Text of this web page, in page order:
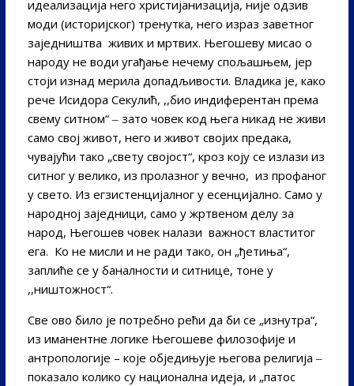
идеализација него христијанизација, није одзив
моди (историјског) тренутка, него израз заветног
заједништва живих и мртвих. Његошеву мисао о
народу не води угађање нечему спољашњем, јер
стоји изнад мерила допадљивости. Владика је, како
рече Исидора Секулић, ,,био индиферентан према
свему ситном“ ‒ зато човек код њега никад не живи
само свој живот, него и живот својих предака,
чувајући тако „свету својост“, кроз коју се излази из
ситног у велико, из пролазног у вечно, из профаног
у свето. Из егзистенцијалног у есенцијално. Само у
народној заједници, само у жртвеном делу за
народ, Његошев човек налази важност властитог
ега. Ко не мисли и не ради тако, он „ђетиња“,
заплиће се у баналности и ситнице, тоне у
,,ништожност“.
Све ово било је потребно рећи да би се „изнутра“,
из иманентне логике Његошеве филозофије и
антропологије – које обједињује његова религија ‒
показало колико су национална идеја, и „патос